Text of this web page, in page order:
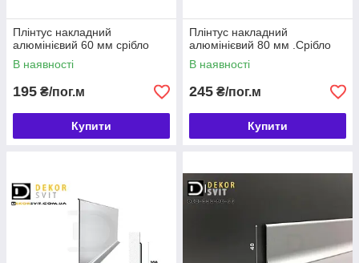
Плінтус накладний
алюмінієвий 60 мм срібло
В наявності
195 ₴/пог.м
Купити
Плінтус накладний
алюмінієвий 80 мм .Срібло
В наявності
245 ₴/пог.м
Купити